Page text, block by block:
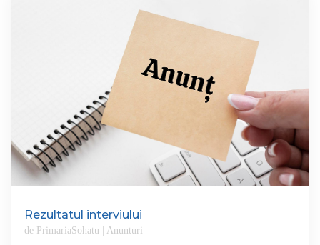
Rezultatul interviului
de PrimariaSohatu Anunturi